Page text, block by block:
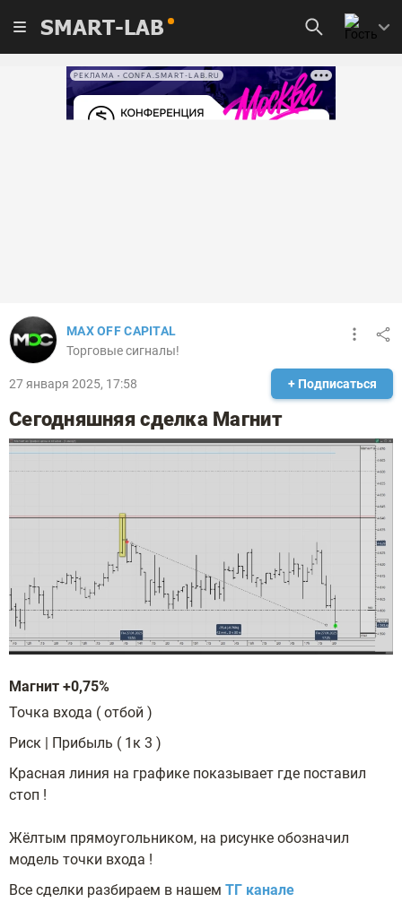
SMART-LAB
РЕКЛАМА • CONFA.SMART-LAB.RU
MAX OFF CAPITAL
Торговые сигналы!
27 января 2025, 17:58 + Подписаться
Сегодняшняя сделка Магнит
Магнит +0,75%
Точка входа ( отбой )
Риск | Прибыль ( 1к 3 )
Красная линия на графике показывает где поставил
стоп !
Жёлтым прямоугольником, на рисунке обозначил
модель точки входа !
Все сделки разбираем в нашем ТГ канале